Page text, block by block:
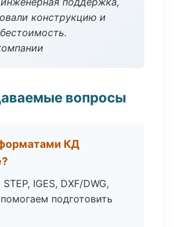
конструкцию и
вопросы
КД
IGES, DXF/DWG,
подготовить